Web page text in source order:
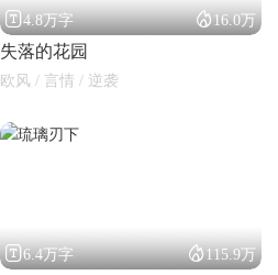
4.8万字 16.0万
失落的花园
欧风 / 言情 / 逆袭
6.4万字 115.9万